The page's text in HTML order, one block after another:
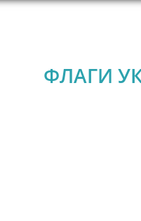
ФЛАГИ